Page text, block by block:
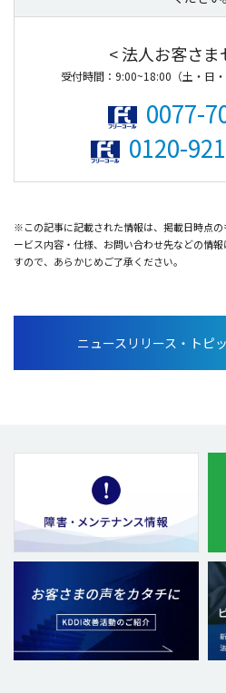
< 法人お客さま
受付時間：9:00~18:00（土・日
0077-
0120-
※この記事に記載された情報は、掲載日時点
ービス内容・仕様、お問い合わせ先などの情
すので、あらかじめご了承ください。
ニュースリリース・トピ